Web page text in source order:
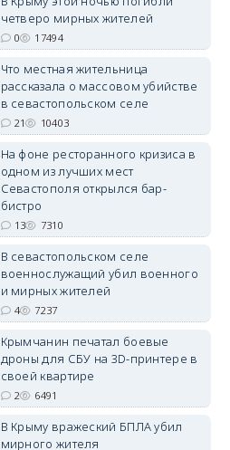
erid: 2SDnjdvhGXG
четверо мирных жителей
0 17494
Что местная жительница
рассказала о массовом убийстве
в севастопольском селе
21 10403
На фоне ресторанного кризиса в
одном из лучших мест
Севастополя открылся бар-
бистро
13 7310
В севастопольском селе
военнослужащий убил военного
и мирных жителей
4 7237
Крымчанин печатал боевые
дроны для СБУ на 3D-принтере в
своей квартире
2 6491
В Крыму вражеский БПЛА убил
мирного жителя